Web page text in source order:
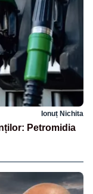
Ionuț Nichita
Petromidia